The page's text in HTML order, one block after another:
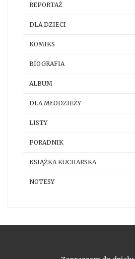
REPORTAŻ
DLA DZIECI
KOMIKS
BIOGRAFIA
ALBUM
DLA MŁODZIEŻY
LISTY
PORADNIK
KSIĄŻKA KUCHARSKA
NOTESY